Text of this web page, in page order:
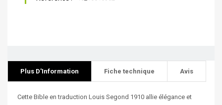
Plus D'Information Fiche technique Avis
Cette Bible en traduction Louis Segond 1910 allie élégance et